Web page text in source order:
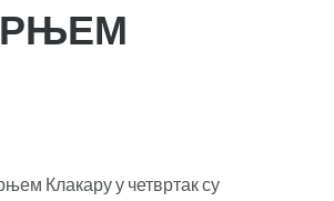
Клакару у четвртак су